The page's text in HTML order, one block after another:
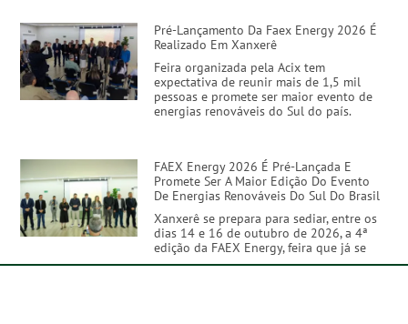
Pré-Lançamento Da Faex Energy 2026 É
Realizado Em Xanxerê
Feira organizada pela Acix tem
expectativa de reunir mais de 1,5 mil
pessoas e promete ser maior evento de
energias renováveis do Sul do país.
FAEX Energy 2026 É Pré-Lançada E
Promete Ser A Maior Edição Do Evento
De Energias Renováveis Do Sul Do Brasil
Xanxerê se prepara para sediar, entre os
dias 14 e 16 de outubro de 2026, a 4ª
edição da FAEX Energy, feira que já se